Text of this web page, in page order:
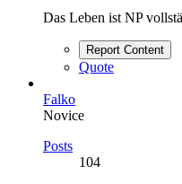
Das Leben ist NP
Report Content
Quote
Falko
Novice
Posts
104